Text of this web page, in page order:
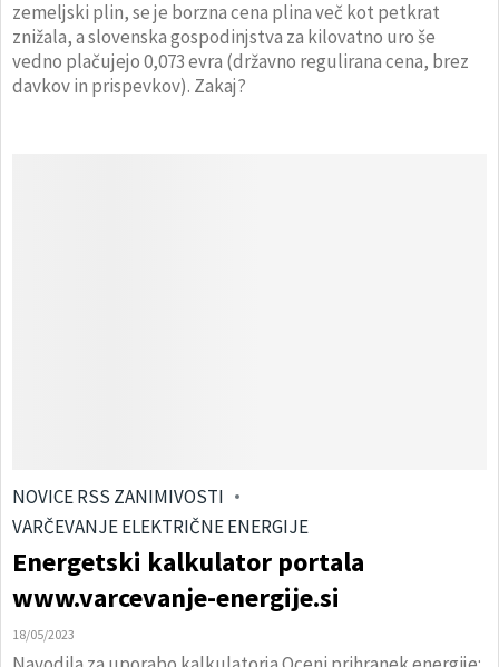
zemeljski plin, se je borzna cena plina več kot petkrat
znižala, a slovenska gospodinjstva za kilovatno uro še
vedno plačujejo 0,073 evra (državno regulirana cena, brez
davkov in prispevkov). Zakaj?
NOVICE RSS ZANIMIVOSTI
VARČEVANJE ELEKTRIČNE ENERGIJE
Energetski kalkulator portala
www.varcevanje-energije.si
18/05/2023